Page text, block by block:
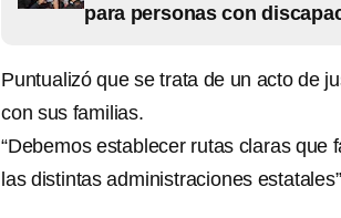
para personas con
Puntualizó que se trata de un acto de
con sus familias.
“Debemos establecer rutas claras
las distintas administraciones